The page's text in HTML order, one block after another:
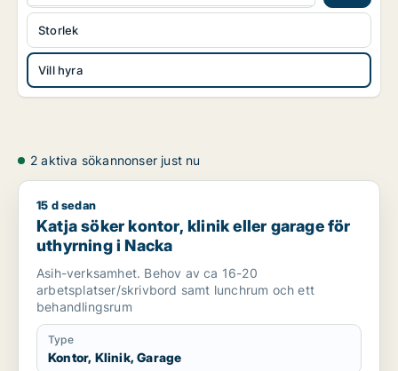
Vill hyra
Storlek
2 aktiva sökannonser just nu
Katja söker kontor, klinik eller garage för uthyrning i Nacka
15 d sedan
Katja söker kontor, klinik eller garage för
uthyrning i Nacka
Asih-verksamhet. Behov av ca 16-20
arbetsplatser/skrivbord samt lunchrum och ett
behandlingsrum
Type
Kontor, Klinik, Garage